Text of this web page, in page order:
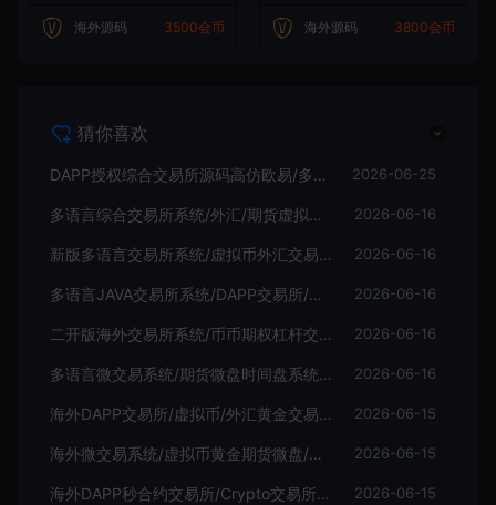
海外源码 3500会币 海外源码 3800会币
猜你喜欢
DAPP授权综合交易所源码高仿欧易/多语言Java交易所源码 2026-06-25
多语言综合交易所系统/外汇/期货虚拟币交易/AI量化/贷款 2026-06-16
新版多语言交易所系统/虚拟币外汇交易/期权合约交易 2026-06-16
多语言JAVA交易所系统/DAPP交易所/秒合约/U本位/质押借贷 2026-06-16
二开版海外交易所系统/币币期权杠杆交易/锁仓认购/合约插针 2026-06-16
多语言微交易系统/期货微盘时间盘系统/前端UNIAPP 2026-06-16
海外DAPP交易所/虚拟币/外汇黄金交易/借贷/质押 2026-06-15
海外微交易系统/虚拟币黄金期货微盘/多语言秒合约微盘 2026-06-15
海外DAPP秒合约交易所/Crypto交易所/理财/质押/贷款 2026-06-15